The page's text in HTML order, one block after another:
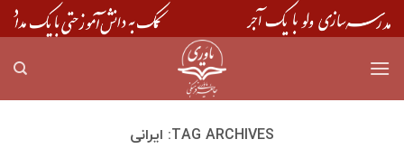
Skip
to
TAG ARCHIVES: ایرانی